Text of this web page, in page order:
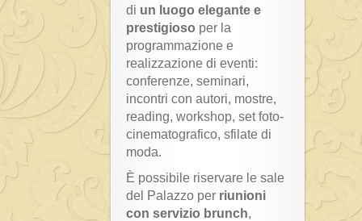
di un luogo elegante e
prestigioso per la
programmazione e
realizzazione di eventi:
conferenze, seminari,
incontri con autori, mostre,
reading, workshop, set foto-
cinematografico, sfilate di
moda.
È possibile riservare le sale
del Palazzo per riunioni
con servizio brunch,